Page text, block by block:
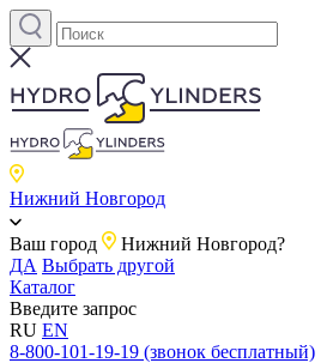
Нижний Новгород
Ваш город
Нижний Новгород?
ДА Выбрать другой
Каталог
Введите запрос
RU EN
8-800-101-19-19 (звонок бесплатный)